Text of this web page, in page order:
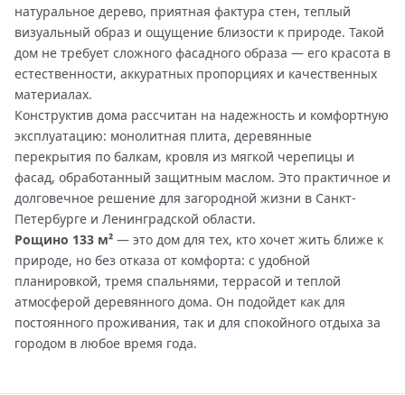
натуральное дерево, приятная фактура стен, теплый
визуальный образ и ощущение близости к природе. Такой
дом не требует сложного фасадного образа — его красота в
естественности, аккуратных пропорциях и качественных
материалах.
Конструктив дома рассчитан на надежность и комфортную
эксплуатацию: монолитная плита, деревянные
перекрытия по балкам, кровля из мягкой черепицы и
фасад, обработанный защитным маслом. Это практичное и
долговечное решение для загородной жизни в Санкт-
Петербурге и Ленинградской области.
Рощино 133 м² — это дом для тех, кто хочет жить ближе к
природе, но без отказа от комфорта: с удобной
планировкой, тремя спальнями, террасой и теплой
атмосферой деревянного дома. Он подойдет как для
постоянного проживания, так и для спокойного отдыха за
городом в любое время года.